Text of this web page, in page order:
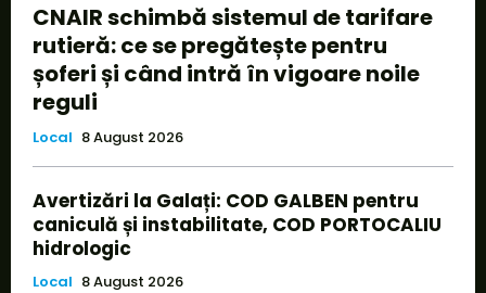
CNAIR schimbă sistemul de tarifare
rutieră: ce se pregătește pentru
șoferi și când intră în vigoare noile
reguli
Local 8 August 2026
Avertizări la Galați: COD GALBEN pentru
caniculă și instabilitate, COD PORTOCALIU
hidrologic
Local 8 August 2026